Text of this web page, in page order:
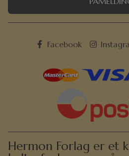
Facebook
Hermon Forlag er et